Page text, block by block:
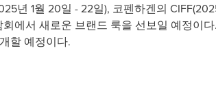
년 1월 20일 - 22일), 코펜하겐의
에서 새로운 브랜드 룩을 선보일 예정이
할 예정이다.